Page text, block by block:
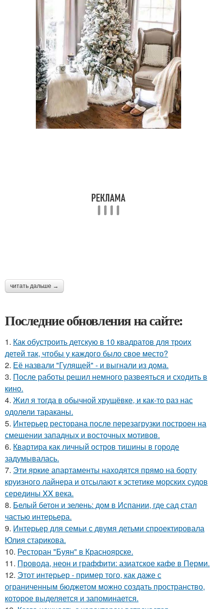
читать дальше →
Последние обновления на сайте:
1. Как обустроить детскую в 10 квадратов для троих
детей так, чтобы у каждого было свое место?
2. Её назвали "Гулящей" - и выгнали из дома.
3. После работы решил немного развеяться и сходить в
кино.
4. Жил я тогда в обычной хрущёвке, и как-то раз нас
одолели тараканы.
5. Интерьер ресторана после перезагрузки построен на
смешении западных и восточных мотивов.
6. Квартира как личный остров тишины в городе
задумывалась.
7. Эти яркие апартаменты находятся прямо на борту
круизного лайнера и отсылают к эстетике морских судов
середины XX века.
8. Белый бетон и зелень: дом в Испании, где сад стал
частью интерьера.
9. Интерьер для семьи с двумя детьми спроектировала
Юлия старикова.
10. Ресторан "Буян" в Красноярске.
11. Провода, неон и граффити: азиатское кафе в Перми.
12. Этот интерьер - пример того, как даже с
ограниченным бюджетом можно создать пространство,
которое выделяется и запоминается.